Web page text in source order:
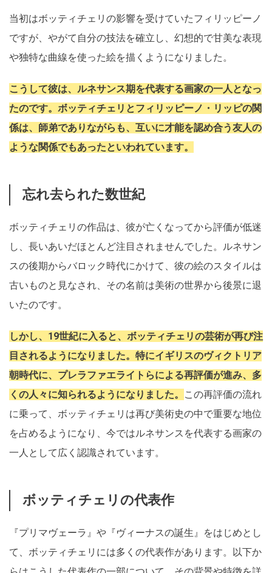
当初はボッティチェリの影響を受けていたフィリッピーノ
ですが、やがて自分の技法を確立し、幻想的で甘美な表現
や独特な曲線を使った絵を描くようになりました。
こうして彼は、ルネサンス期を代表する画家の一人となっ
たのです。ボッティチェリとフィリッピーノ・リッピの関
係は、師弟でありながらも、互いに才能を認め合う友人の
ような関係でもあったといわれています。
忘れ去られた数世紀
ボッティチェリの作品は、彼が亡くなってから評価が低迷
し、長いあいだほとんど注目されませんでした。ルネサン
スの後期からバロック時代にかけて、彼の絵のスタイルは
古いものと見なされ、その名前は美術の世界から後景に退
いたのです。
しかし、19世紀に入ると、ボッティチェリの芸術が再び注
目されるようになりました。特にイギリスのヴィクトリア
朝時代に、プレラファエライトらによる再評価が進み、多
くの人々に知られるようになりました。
この再評価の流れ
に乗って、ボッティチェリは再び美術史の中で重要な地位
を占めるようになり、今ではルネサンスを代表する画家の
一人として広く認識されています。
ボッティチェリの代表作
『プリマヴェーラ』や『ヴィーナスの誕生』をはじめとし
て、ボッティチェリには多くの代表作があります。以下か